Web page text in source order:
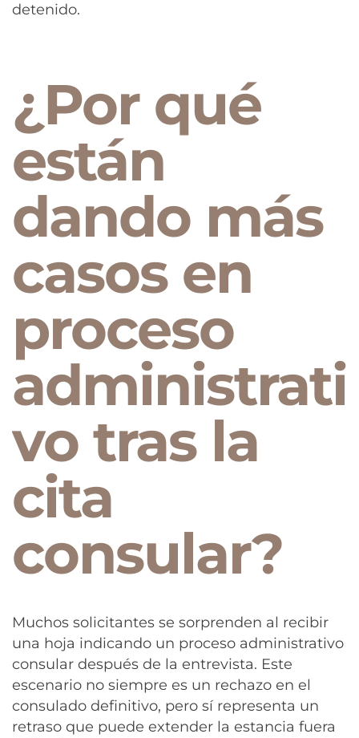
detenido.
¿Por qué
están
dando más
casos en
proceso
administrati
vo tras la
cita
consular?
Muchos solicitantes se sorprenden al recibir
una hoja indicando un proceso administrativo
consular después de la entrevista. Este
escenario no siempre es un rechazo en el
consulado definitivo, pero sí representa un
retraso que puede extender la estancia fuera